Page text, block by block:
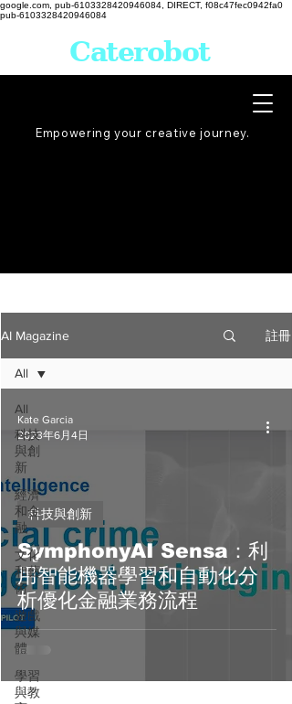
google.com, pub-6103328420946084, DIRECT, f08c47fec0942fa0
pub-6103328420946084
Empowering your creative journey.
Caterobot
AI Magazine 註冊
All
科技
與創
新
經濟
和金
融
文化
和藝
術
遊戲
與媒
體
學習
與教
All
SymphonyAI Sensa：利
用智能機器學習和自動化分
析優化金融業務流程
科技與創新
Kate Garcia
2023年6月4日